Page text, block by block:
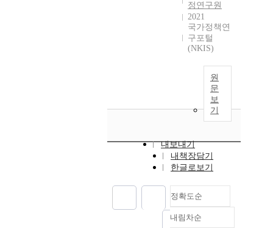
정연구원
2021
국가정책연
구포털
(NKIS)
원
문
보
기
내보내기
내책장담기
한글로보기
정확도순
정확도
내림차순